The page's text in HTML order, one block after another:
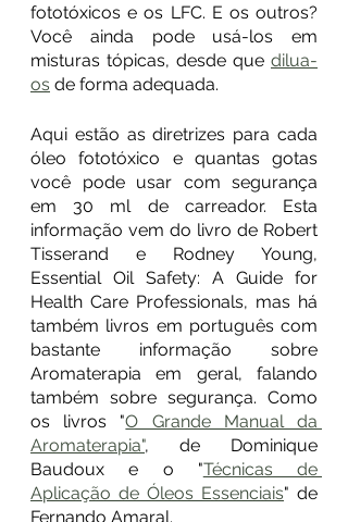
fototóxicos e os LFC. E os outros?
Você ainda pode usá-los em
misturas tópicas, desde que dilua-
os de forma adequada.
Aqui estão as diretrizes para cada
óleo fototóxico e quantas gotas
você pode usar com segurança
em 30 ml de carreador. Esta
informação vem do livro de Robert
Tisserand e Rodney Young,
Essential Oil Safety: A Guide for
Health Care Professionals, mas há
também livros em português com
bastante informação sobre
Aromaterapia em geral, falando
também sobre segurança. Como
os livros "O Grande Manual da
Aromaterapia", de Dominique
Baudoux e o "Técnicas de
Aplicação de Óleos Essenciais" de
Fernando Amaral.